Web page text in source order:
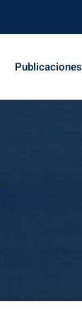
Publicaciones